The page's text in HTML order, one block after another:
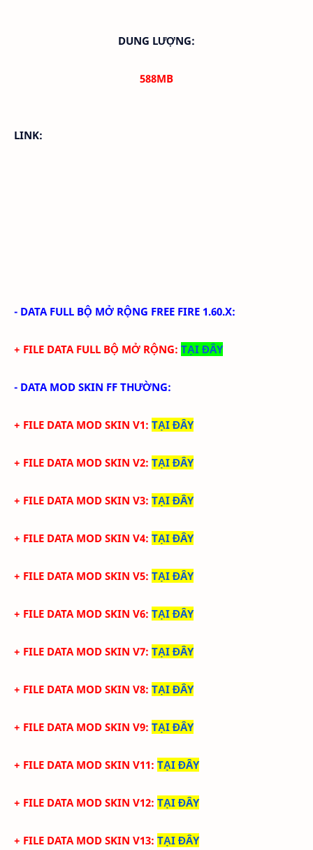
DUNG LƯỢNG:
588MB
LINK:
- DATA FULL BỘ MỞ RỘNG FREE FIRE 1.60.X:
+ FILE DATA FULL BỘ MỞ RỘNG: TẠI ĐÂY
- DATA MOD SKIN FF THƯỜNG:
+ FILE DATA MOD SKIN V1: TẠI ĐÂY
+ FILE DATA MOD SKIN V2: TẠI ĐÂY
+ FILE DATA MOD SKIN V3: TẠI ĐÂY
+ FILE DATA MOD SKIN V4: TẠI ĐÂY
+ FILE DATA MOD SKIN V5: TẠI ĐÂY
+ FILE DATA MOD SKIN V6: TẠI ĐÂY
+ FILE DATA MOD SKIN V7: TẠI ĐÂY
+ FILE DATA MOD SKIN V8: TẠI ĐÂY
+ FILE DATA MOD SKIN V9: TẠI ĐÂY
+ FILE DATA MOD SKIN V11: TẠI ĐÂY
+ FILE DATA MOD SKIN V12: TẠI ĐÂY
+ FILE DATA MOD SKIN V13: TẠI ĐÂY